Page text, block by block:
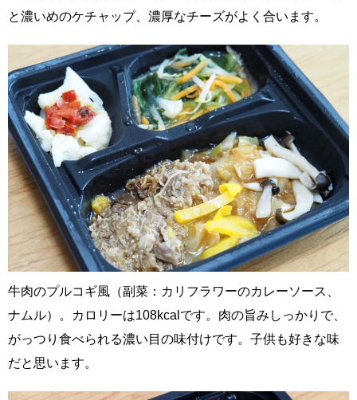
と濃いめのケチャップ、濃厚なチーズがよく合います。
牛肉のプルコギ風（副菜：カリフラワーのカレーソース、
ナムル）。カロリーは108kcalです。肉の旨みしっかりで、
がっつり食べられる濃い目の味付けです。子供も好きな味
だと思います。